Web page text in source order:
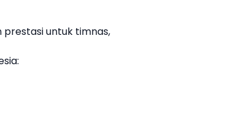
prestasi untuk timnas,